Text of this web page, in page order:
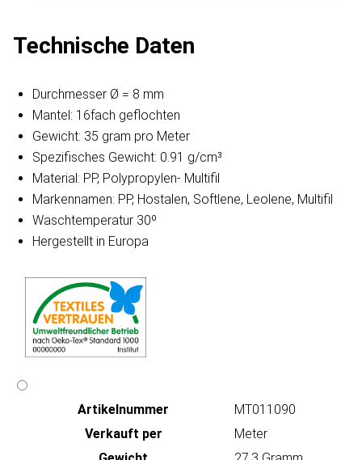
Technische Daten
Durchmesser Ø = 8 mm
Mantel: 16fach geflochten
Gewicht: 35 gram pro Meter
Spezifisches Gewicht: 0.91 g/cm³
Material: PP, Polypropylen- Multifil
Markennamen: PP, Hostalen, Softlene, Leolene, Multifil
Waschtemperatur 30º
Hergestellt in Europa
Artikeln‌ummer
MT011090
Verkauft per
Meter